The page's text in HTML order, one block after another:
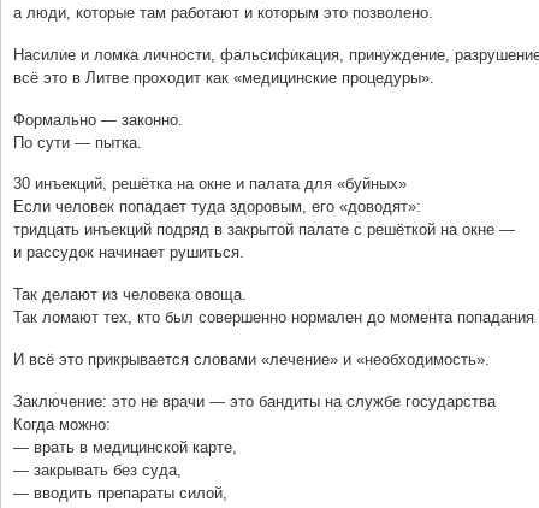
а люди, которые там работают и которым это позволено.
Насилие и ломка личности, фальсификация, принуждение,
всё это в Литве проходит как «медицинские процедуры».
Формально — законно.
По сути — пытка.
30 инъекций, решётка на окне и палата для «буйных»
Если человек попадает туда здоровым, его «доводят»:
тридцать инъекций подряд в закрытой палате с решёткой на окне —
и рассудок начинает рушиться.
Так делают из человека овоща.
Так ломают тех, кто был совершенно нормален до момента попадания
И всё это прикрывается словами «лечение» и «необходимость».
Заключение: это не врачи — это бандиты на службе государства
Когда можно:
— врать в медицинской карте,
— закрывать без суда,
— вводить препараты силой,